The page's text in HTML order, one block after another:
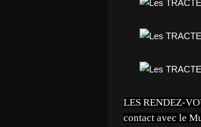
LES RENDEZ-
contact avec le